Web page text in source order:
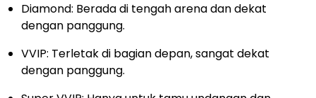
Diamond: Berada di tengah arena dan dekat
dengan panggung.
VVIP: Terletak di bagian depan, sangat dekat
dengan panggung.